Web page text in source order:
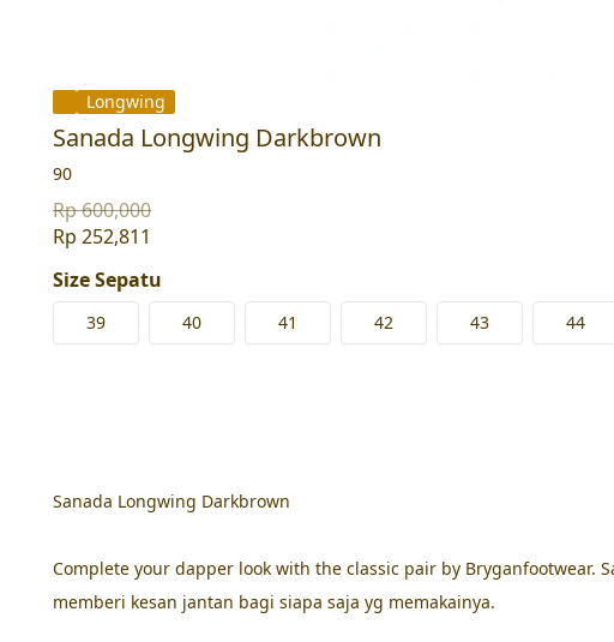
Longwing
Sanada Longwing Darkbrown
90
Rp 600,000
Rp 252,811
Size Sepatu
39 40 41 42 43 44
Sanada Longwing Darkbrown
Complete your dapper look with the classic pair by
memberi kesan jantan bagi siapa saja yg memakainya.